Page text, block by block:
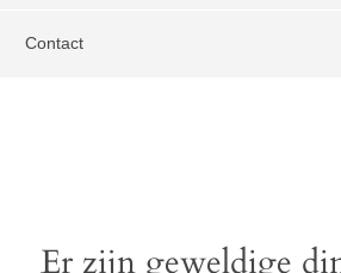
Contact
Er zijn geweldige